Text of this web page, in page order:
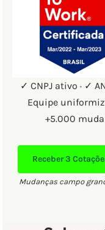
✓ CNPJ ativo · ✓
Equipe
+5.000
Receber3
Mudanças campo